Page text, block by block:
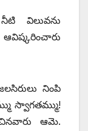
విలువను
నింపి
స్వాగతమ్ము!
ఆమె.